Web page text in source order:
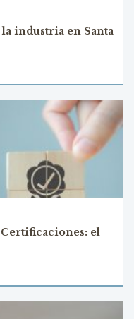
industria en Santa
el